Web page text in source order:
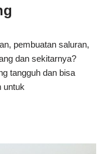
pembuatan saluran,
dan sekitarnya?
tangguh dan bisa
untuk